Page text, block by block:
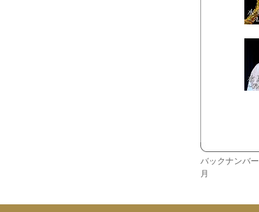
バックナンバー
月